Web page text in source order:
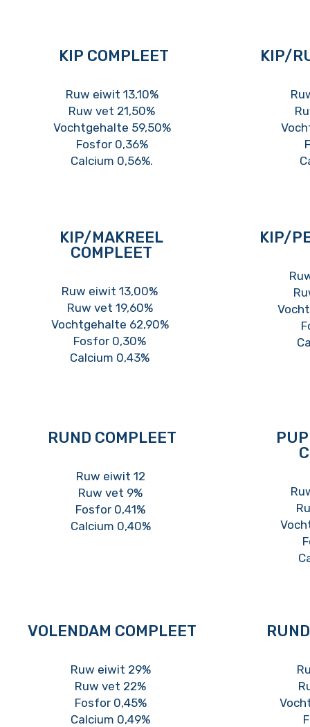
KIP COMPLEET
Ruw eiwit 13,10%
Ruw vet 21,50%
Vochtgehalte 59,50%
Fosfor 0,36%
Calcium 0,56%.
KIP/
KIP/MAKREEL
COMPLEET
Ruw eiwit 13,00%
Ruw vet 19,60%
Vochtgehalte 62,90%
Fosfor 0,30%
Calcium 0,43%
KIP/
RUND COMPLEET
Ruw eiwit 12
Ruw vet 9%
Fosfor 0,41%
Calcium 0,40%
VOLENDAM COMPLEET
Ruw eiwit 29%
Ruw vet 22%
Fosfor 0,45%
Calcium 0,49%